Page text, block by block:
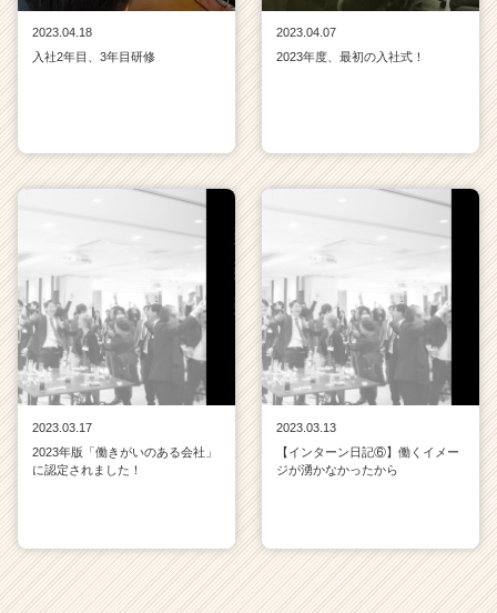
2023.04.18
入社2年目、3年目研修
2023.04.07
2023年度、最初の入社式！
2023.03.17
2023年版「働きがいのある会社」
に認定されました！
2023.03.13
【インターン日記⑥】働くイメー
ジが湧かなかったから